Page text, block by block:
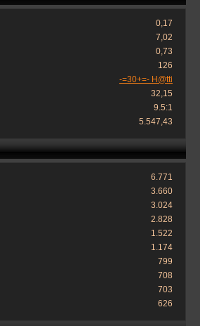
0,17
7,02
0,73
126
-=30+=- H@tti
32,15
9.5:1
5.547,43
6.771
3.660
3.024
2.828
1.522
1.174
799
708
703
626